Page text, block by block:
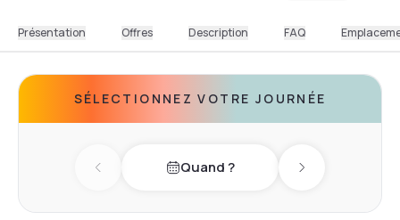
Présentation Offres Description FAQ
SÉLECTIONNEZ VOTRE JOURNÉE
Previous dayQuand ? Next day